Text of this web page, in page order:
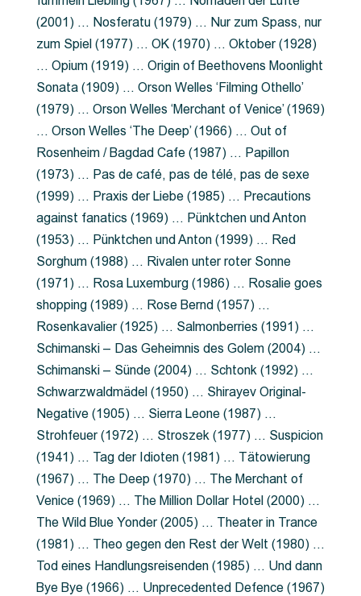
(2001) … Nosferatu (1979) … Nur zum Spass, nur
zum Spiel (1977) … OK (1970) … Oktober (1928)
… Opium (1919) … Origin of Beethovens Moonlight
Sonata (1909) … Orson Welles ‘Filming Othello’
(1979) … Orson Welles ‘Merchant of Venice’ (1969)
… Orson Welles ‘The Deep’ (1966) … Out of
Rosenheim / Bagdad Cafe (1987) … Papillon
(1973) … Pas de café, pas de télé, pas de sexe
(1999) … Praxis der Liebe (1985) … Precautions
against fanatics (1969) … Pünktchen und Anton
(1953) … Pünktchen und Anton (1999) … Red
Sorghum (1988) … Rivalen unter roter Sonne
(1971) … Rosa Luxemburg (1986) … Rosalie goes
shopping (1989) … Rose Bernd (1957) …
Rosenkavalier (1925) … Salmonberries (1991) …
Schimanski – Das Geheimnis des Golem (2004) …
Schimanski – Sünde (2004) … Schtonk (1992) …
Schwarzwaldmädel (1950) … Shirayev Original-
Negative (1905) … Sierra Leone (1987) …
Strohfeuer (1972) … Stroszek (1977) … Suspicion
(1941) … Tag der Idioten (1981) … Tätowierung
(1967) … The Deep (1970) … The Merchant of
Venice (1969) … The Million Dollar Hotel (2000) …
The Wild Blue Yonder (2005) … Theater in Trance
(1981) … Theo gegen den Rest der Welt (1980) …
Tod eines Handlungsreisenden (1985) … Und dann
Bye Bye (1966) … Unprecedented Defence (1967)